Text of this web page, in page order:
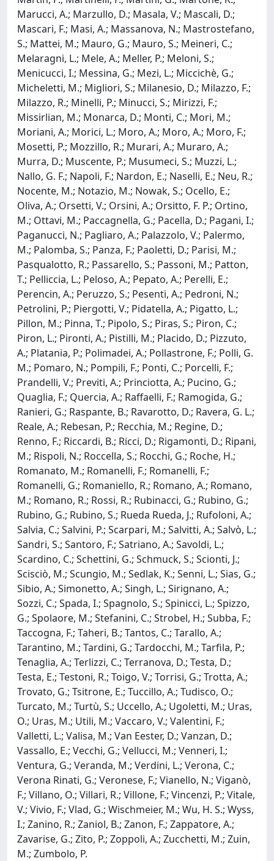
Marucci, A.; Marzullo, D.; Masala, V.; Mascali, D.;
Mascari, F.; Masi, A.; Massanova, N.; Mastrostefano,
S.; Mattei, M.; Mauro, G.; Mauro, S.; Meineri, C.;
Melaragni, L.; Mele, A.; Meller, P.; Meloni, S.;
Menicucci, I.; Messina, G.; Mezi, L.; Miccichè, G.;
Micheletti, M.; Migliori, S.; Milanesio, D.; Milazzo, F.;
Milazzo, R.; Minelli, P.; Minucci, S.; Mirizzi, F.;
Missirlian, M.; Monarca, D.; Monti, C.; Mori, M.;
Moriani, A.; Morici, L.; Moro, A.; Moro, A.; Moro, F.;
Mosetti, P.; Mozzillo, R.; Murari, A.; Muraro, A.;
Murra, D.; Muscente, P.; Musumeci, S.; Muzzi, L.;
Nallo, G. F.; Napoli, F.; Nardon, E.; Naselli, E.; Neu, R.;
Nocente, M.; Notazio, M.; Nowak, S.; Ocello, E.;
Oliva, A.; Orsetti, V.; Orsini, A.; Orsitto, F. P.; Ortino,
M.; Ottavi, M.; Paccagnella, G.; Pacella, D.; Pagani, I.;
Paganucci, N.; Pagliaro, A.; Palazzolo, V.; Palermo,
M.; Palomba, S.; Panza, F.; Paoletti, D.; Parisi, M.;
Pasqualotto, R.; Passarello, S.; Passoni, M.; Patton,
T.; Pelliccia, L.; Peloso, A.; Pepato, A.; Perelli, E.;
Perencin, A.; Peruzzo, S.; Pesenti, A.; Pedroni, N.;
Petrolini, P.; Piergotti, V.; Pidatella, A.; Pigatto, L.;
Pillon, M.; Pinna, T.; Pipolo, S.; Piras, S.; Piron, C.;
Piron, L.; Pironti, A.; Pistilli, M.; Placido, D.; Pizzuto,
A.; Platania, P.; Polimadei, A.; Pollastrone, F.; Polli, G.
M.; Pomaro, N.; Pompili, F.; Ponti, C.; Porcelli, F.;
Prandelli, V.; Previti, A.; Princiotta, A.; Pucino, G.;
Quaglia, F.; Quercia, A.; Raffaelli, F.; Ramogida, G.;
Ranieri, G.; Raspante, B.; Ravarotto, D.; Ravera, G. L.;
Reale, A.; Rebesan, P.; Recchia, M.; Regine, D.;
Renno, F.; Riccardi, B.; Ricci, D.; Rigamonti, D.; Ripani,
M.; Rispoli, N.; Roccella, S.; Rocchi, G.; Roche, H.;
Romanato, M.; Romanelli, F.; Romanelli, F.;
Romanelli, G.; Romaniello, R.; Romano, A.; Romano,
M.; Romano, R.; Rossi, R.; Rubinacci, G.; Rubino, G.;
Rubino, G.; Rubino, S.; Rueda Rueda, J.; Rufoloni, A.;
Salvia, C.; Salvini, P.; Scarpari, M.; Salvitti, A.; Salvò, L.;
Sandri, S.; Santoro, F.; Satriano, A.; Savoldi, L.;
Scardino, C.; Schettini, G.; Schmuck, S.; Scionti, J.;
Scisciò, M.; Scungio, M.; Sedlak, K.; Senni, L.; Sias, G.;
Sibio, A.; Simonetto, A.; Singh, L.; Sirignano, A.;
Sozzi, C.; Spada, I.; Spagnolo, S.; Spinicci, L.; Spizzo,
G.; Spolaore, M.; Stefanini, C.; Strobel, H.; Subba, F.;
Taccogna, F.; Taheri, B.; Tantos, C.; Tarallo, A.;
Tarantino, M.; Tardini, G.; Tardocchi, M.; Tarfila, P.;
Tenaglia, A.; Terlizzi, C.; Terranova, D.; Testa, D.;
Testa, E.; Testoni, R.; Toigo, V.; Torrisi, G.; Trotta, A.;
Trovato, G.; Tsitrone, E.; Tuccillo, A.; Tudisco, O.;
Turcato, M.; Turtù, S.; Uccello, A.; Ugoletti, M.; Uras,
O.; Uras, M.; Utili, M.; Vaccaro, V.; Valentini, F.;
Valletti, L.; Valisa, M.; Van Eester, D.; Vanzan, D.;
Vassallo, E.; Vecchi, G.; Vellucci, M.; Venneri, I.;
Ventura, G.; Veranda, M.; Verdini, L.; Verona, C.;
Verona Rinati, G.; Veronese, F.; Vianello, N.; Viganò,
F.; Villano, O.; Villari, R.; Villone, F.; Vincenzi, P.; Vitale,
V.; Vivio, F.; Vlad, G.; Wischmeier, M.; Wu, H. S.; Wyss,
I.; Zanino, R.; Zaniol, B.; Zanon, F.; Zappatore, A.;
Zavarise, G.; Zito, P.; Zoppoli, A.; Zucchetti, M.; Zuin,
M.; Zumbolo, P.